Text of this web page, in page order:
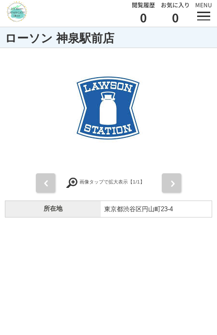
閲覧履歴
0
お気に入り
0
MENU
ローソン 神泉駅前店
画像タップで拡大表示【1/1】
所在地 東京都渋谷区円山町23-4